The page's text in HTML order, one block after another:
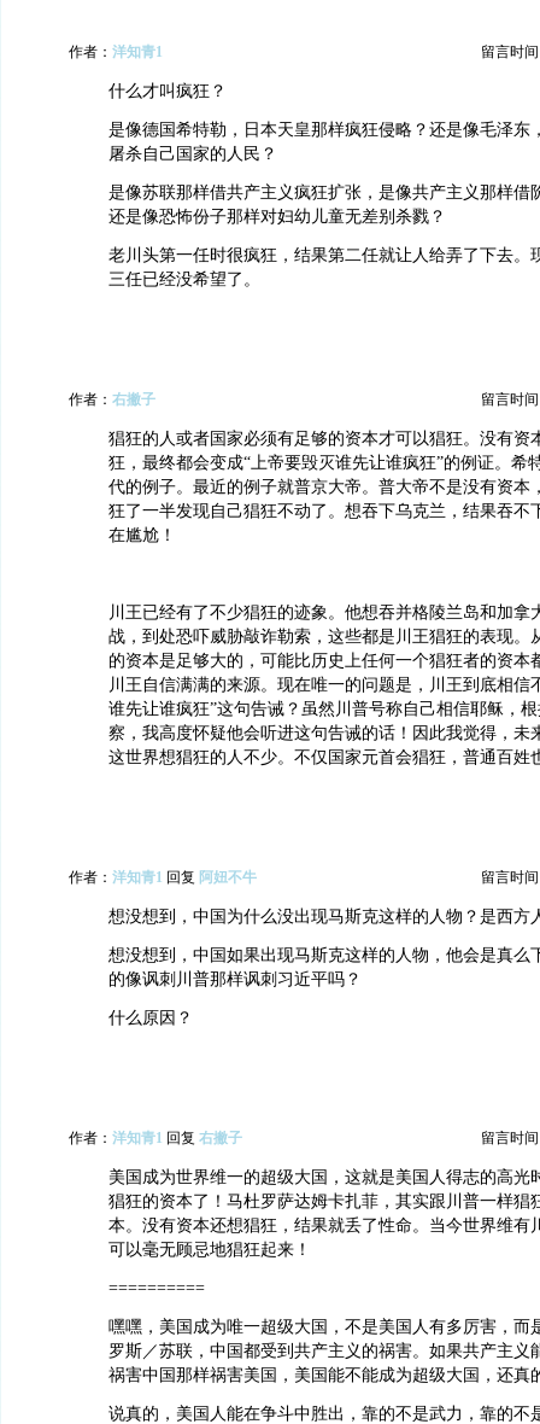
作者： 洋知青1 留言时间
什么才叫疯狂？
是像德国希特勒，日本天皇那样疯狂侵略？还是像毛泽东
屠杀自己国家的人民？
是像苏联那样借共产主义疯狂扩张，是像共产主义那样借
还是像恐怖份子那样对妇幼儿童无差别杀戮？
老川头第一任时很疯狂，结果第二任就让人给弄了下去。
三任已经没希望了。
作者： 右撇子 留言时间
猖狂的人或者国家必须有足够的资本才可以猖狂。没有资
狂，最终都会变成“上帝要毁灭谁先让谁疯狂”的例证。希
代的例子。最近的例子就普京大帝。普大帝不是没有资本
狂了一半发现自己猖狂不动了。想吞下乌克兰，结果吞不
在尴尬！
川王已经有了不少猖狂的迹象。他想吞并格陵兰岛和加拿
战，到处恐吓威胁敲诈勒索，这些都是川王猖狂的表现。
的资本是足够大的，可能比历史上任何一个猖狂者的资本
川王自信满满的来源。现在唯一的问题是，川王到底相信
谁先让谁疯狂”这句告诫？虽然川普号称自己相信耶稣，
察，我高度怀疑他会听进这句告诫的话！因此我觉得，未
这世界想猖狂的人不少。不仅国家元首会猖狂，普通百姓
作者： 洋知青1 回复 阿妞不牛 留言时间
想没想到，中国为什么没出现马斯克这样的人物？是西方
想没想到，中国如果出现马斯克这样的人物，他会是真么
的像讽刺川普那样讽刺习近平吗？
什么原因？
作者： 洋知青1 回复 右撇子 留言时间
美国成为世界维一的超级大国，这就是美国人得志的高光
猖狂的资本了！马杜罗萨达姆卡扎菲，其实跟川普一样猖
本。没有资本还想猖狂，结果就丢了性命。当今世界维有
可以毫无顾忌地猖狂起来！
==========
嘿嘿，美国成为唯一超级大国，不是美国人有多厉害，而
罗斯／苏联，中国都受到共产主义的祸害。如果共产主义
祸害中国那样祸害美国，美国能不能成为超级大国，还真
说真的，美国人能在争斗中胜出，靠的不是武力，靠的不